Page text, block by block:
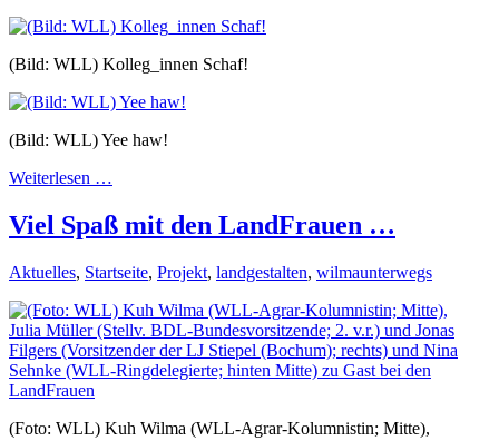
(Bild: WLL) Kolleg_innen Schaf!
(Bild: WLL) Yee haw!
Weiterlesen …
Viel Spaß mit den LandFrauen …
Aktuelles, Startseite, Projekt, landgestalten, wilmaunterwegs
(Foto: WLL) Kuh Wilma (WLL-Agrar-Kolumnistin; Mitte),